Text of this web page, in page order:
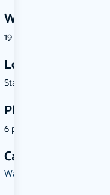
Wanneer?
19 September 2026 | 09:30
Locatie
Stationspl...
Plekken
6 plekken beschikbaar
Categorie
Wandelen